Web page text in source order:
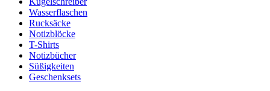
Wasserflaschen
Rucksäcke
Notizblöcke
T-Shirts
Notizbücher
Süßigkeiten
Geschenksets